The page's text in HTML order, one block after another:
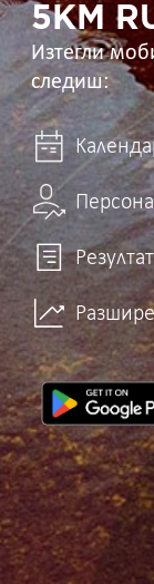
ти 5KM
Изтегли
следиш: